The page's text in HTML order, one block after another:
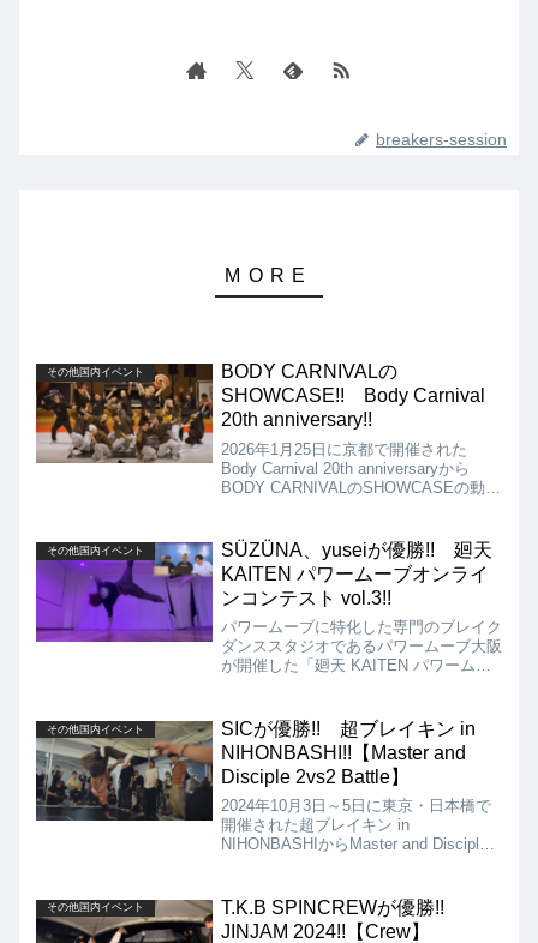
breakers-session
その他国内イベント
BODY CARNIVALの
SHOWCASE!! Body Carnival
20th anniversary!!
2026年1月25日に京都で開催された
Body Carnival 20th anniversaryから
BODY CARNIVALのSHOWCASEの動画
BODY CARNIVALの歴史を感じさせる
SHOWCASEを存分に見せつけてくれま
した!!
その他国内イベント
SÜZÜNA、yuseiが優勝!! 廻天
KAITEN パワームーブオンライ
ンコンテスト vol.3!!
パワームーブに特化した専門のブレイク
ダンススタジオであるパワームーブ大阪
が開催した「廻天 KAITEN パワームー
SÜZÜNA、一般の部がyusei となりまし
た!!
その他国内イベント
SICが優勝!! 超ブレイキン in
NIHONBASHI!!【Master and
Disciple 2vs2 Battle】
2024年10月3日～5日に東京・日本橋で
開催された超ブレイキン in
NIHONBASHIからMaster and Disciple
が、結果は、SICが優勝となりました!!
その他国内イベント
T.K.B SPINCREWが優勝!!
JINJAM 2024!!【Crew】